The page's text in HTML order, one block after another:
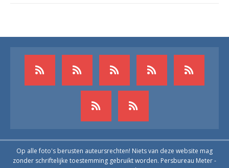
Op alle foto's berusten auteursrechten! Niets van deze website mag
zonder schriftelijke toestemming gebruikt worden. Persbureau Meter -